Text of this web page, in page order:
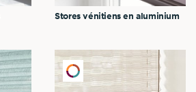
Stores vénitiens en aluminium